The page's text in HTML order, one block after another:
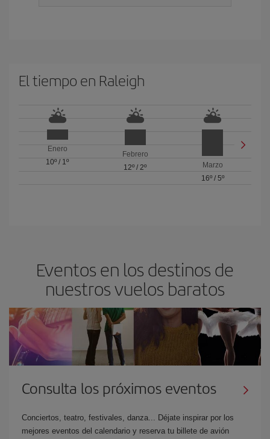
El tiempo en Raleigh
Enero
10º / 1º
Febrero
12º / 2º
Marzo
16º/ 5º
Eventos en los destinos de
nuestros vuelos baratos
Consulta los próximos eventos
Conciertos, teatro, festivales, danza... Déjate inspirar por los
mejores eventos del calendario y reserva tu billete de avión